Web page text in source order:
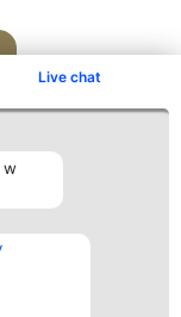
Live chat
w